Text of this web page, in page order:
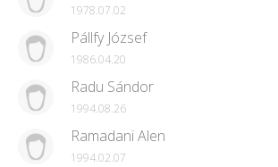
1978.07.02
Pállfy József
1986.04.20
Radu Sándor
1994.08.26
Ramadani Alen
1994.02.07